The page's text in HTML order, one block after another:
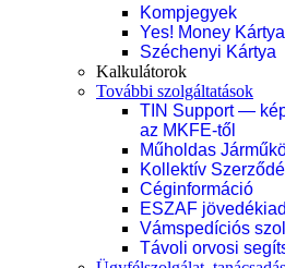
Kompjegyek
Yes! Money Kártya
Széchenyi Kártya
Kalkulátorok
További szolgáltatások
TIN Support —
az MKFE-től
Műholdas
Kollektív
Céginformáció
ESZAF
Vámspedíciós
Távoli orvosi